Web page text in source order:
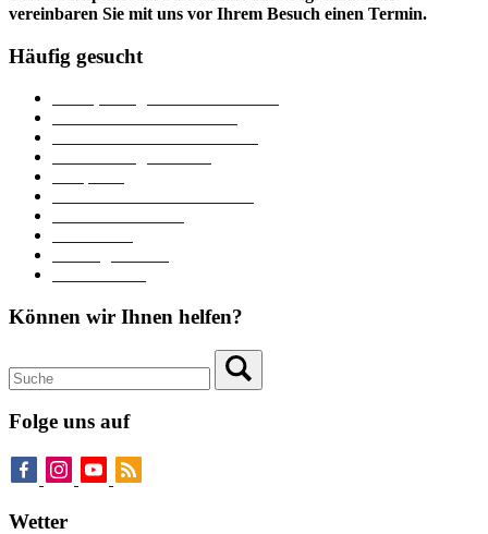
vereinbaren Sie mit uns vor Ihrem Besuch einen Termin.
Häufig gesucht
Können wir Ihnen helfen?
Folge uns auf
Wetter